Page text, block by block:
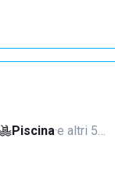
Piscina·e altri 5…